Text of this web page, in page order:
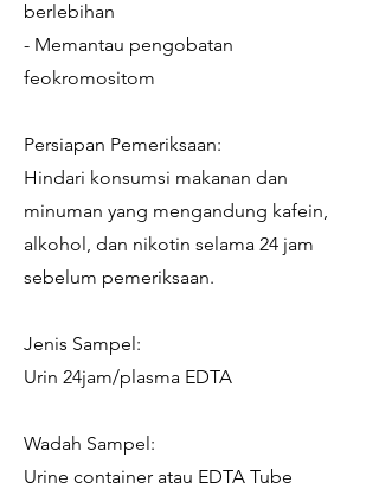
berlebihan
- Memantau pengobatan
feokromositom
Persiapan Pemeriksaan:
Hindari konsumsi makanan dan
minuman yang mengandung kafein,
alkohol, dan nikotin selama 24 jam
sebelum pemeriksaan.
Jenis Sampel:
Urin 24jam/plasma EDTA
Wadah Sampel:
Urine container atau EDTA Tube